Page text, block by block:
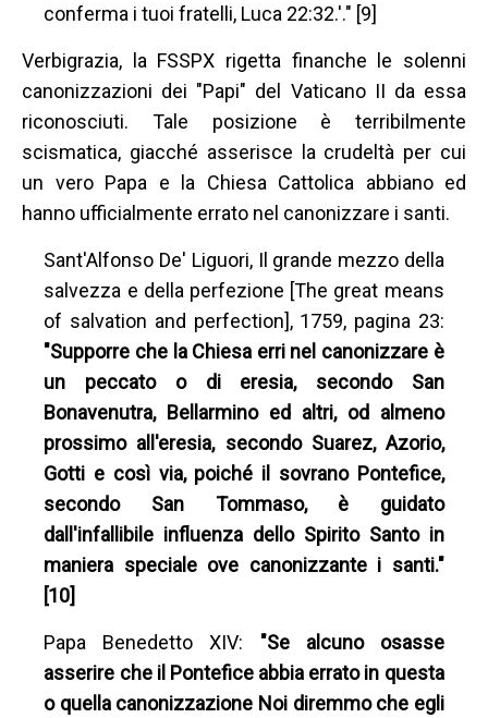
conferma i tuoi fratelli, Luca 22:32.'." [9]
Verbigrazia, la FSSPX rigetta finanche le solenni
canonizzazioni dei "Papi" del Vaticano II da essa
riconosciuti. Tale posizione è terribilmente
scismatica, giacché asserisce la crudeltà per cui
un vero Papa e la Chiesa Cattolica abbiano ed
hanno ufficialmente errato nel canonizzare i santi.
Sant'Alfonso De' Liguori, Il grande mezzo della
salvezza e della perfezione [The great means
of salvation and perfection], 1759, pagina 23:
"Supporre che la Chiesa erri nel canonizzare è
un peccato o di eresia, secondo San
Bonavenutra, Bellarmino ed altri, od almeno
prossimo all'eresia, secondo Suarez, Azorio,
Gotti e così via, poiché il sovrano Pontefice,
secondo San Tommaso, è guidato
dall'infallibile influenza dello Spirito Santo in
maniera speciale ove canonizzante i santi."
[10]
Papa Benedetto XIV: "Se alcuno osasse
asserire che il Pontefice abbia errato in questa
o quella canonizzazione Noi diremmo che egli